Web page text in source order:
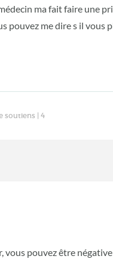
ma fait faire une
pouvez me dire s il vous
soutiens |4
vous pouvez être